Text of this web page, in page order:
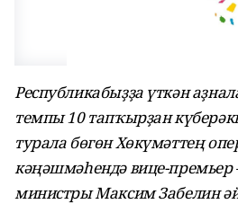
Республикабыҙҙа үткән
темпы 10 тапҡырҙан
турала бөгөн Хөкүмәттең
кәңәшмәһендә вице-премьер
министры Максим Забелин